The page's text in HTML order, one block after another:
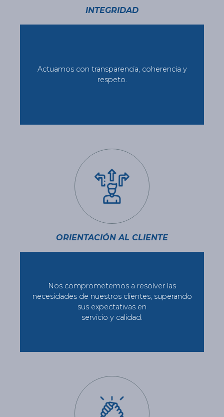
INTEGRIDAD
Actuamos con transparencia, coherencia y
respeto.
ORIENTACIÓN AL CLIENTE
Nos comprometemos a resolver las
necesidades de nuestros clientes, superando
sus expectativas en
servicio y calidad.